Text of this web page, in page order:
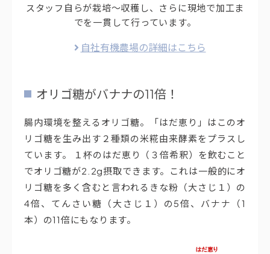
スタッフ自らが栽培～収穫し、さらに現地で加工ま
でを一貫して行っています。
自社有機農場の詳細はこちら
オリゴ糖がバナナの11倍！
腸内環境を整えるオリゴ糖。「はだ恵り」はこのオ
リゴ糖を生み出す２種類の米糀由来酵素をプラスし
ています。 １杯のはだ恵り（３倍希釈）を飲むこと
でオリゴ糖が2.2g摂取できます。これは一般的にオ
リゴ糖を多く含むと言われるきな粉（大さじ１）の
4倍、てんさい糖（大さじ１）の5倍、バナナ（1
本）の11倍にもなります。